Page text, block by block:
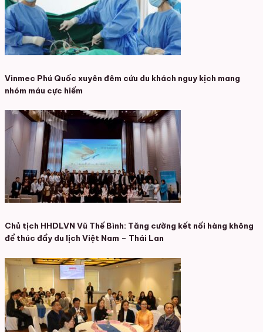
Vinmec Phú Quốc xuyên đêm cứu du khách nguy kịch mang
nhóm máu cực hiếm
Chủ tịch HHDLVN Vũ Thế Bình: Tăng cường kết nối hàng không
để thúc đẩy du lịch Việt Nam – Thái Lan